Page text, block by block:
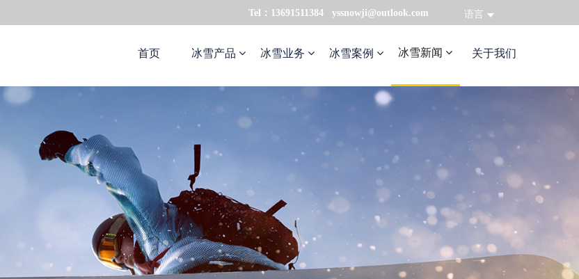
Tel：13691511384 yssnowji@outlook.com 语言
首页 冰雪产品 冰雪业务 冰雪案例 冰雪新闻 关于我们